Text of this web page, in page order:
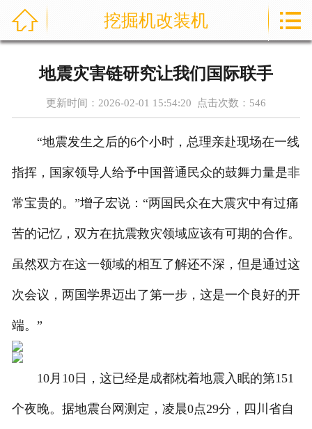
案例展示
荣誉资质
技术知识
在线留言
 挖掘机改装机 
地震灾害链研究让我们国际联手
更新时间：2026-02-01 15:54:20 点击次数： 546
“地震发生之后的6个小时，总理亲赴现场在一线
指挥，国家领导人给予中国普通民众的鼓舞力量是非
常宝贵的。”增子宏说：“两国民众在大震灾中有过痛
苦的记忆，双方在抗震救灾领域应该有可期的合作。
虽然双方在这一领域的相互了解还不深，但是通过这
次会议，两国学界迈出了第一步，这是一个良好的开
端。”
10月10日，这已经是成都枕着地震入眠的第151
个夜晚。据地震台网测定，凌晨0点29分，四川省自